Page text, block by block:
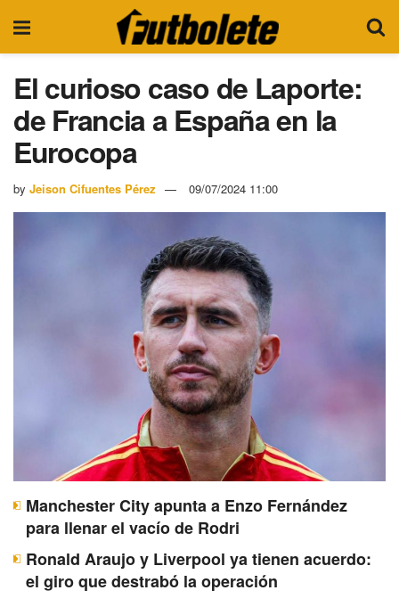
El curioso caso de Laporte:
de Francia a España en la
Eurocopa
by Jeison Cifuentes Pérez 09/07/2024 11:00
Manchester City apunta a Enzo Fernández
para llenar el vacío de Rodri
Ronald Araujo y Liverpool ya tienen acuerdo:
el giro que destrabó la operación